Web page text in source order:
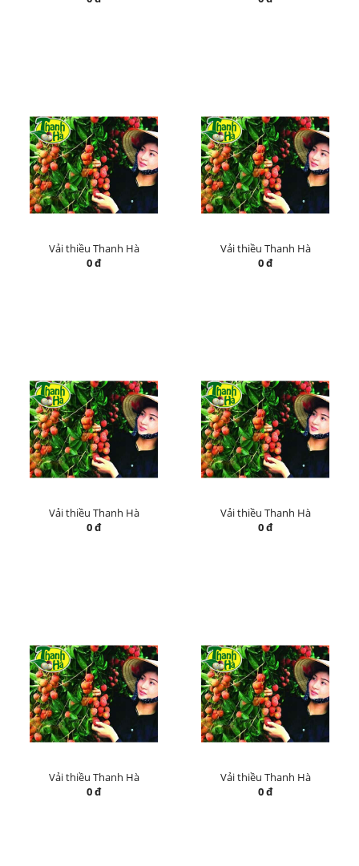
Vải thiều Thanh Hà
0 đ
Vải thiều Thanh Hà
0 đ
Vải thiều Thanh Hà
0 đ
Vải thiều Thanh Hà
0 đ
Vải thiều Thanh Hà
0 đ
Vải thiều Thanh Hà
0 đ